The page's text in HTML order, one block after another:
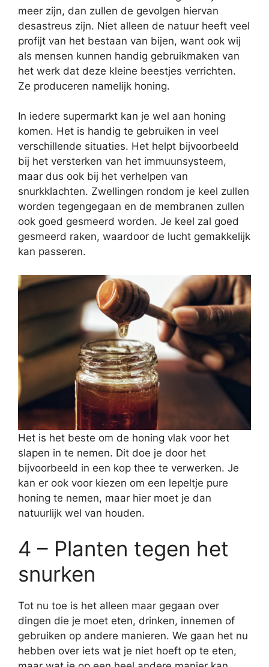
meer zijn, dan zullen de gevolgen hiervan
desastreus zijn. Niet alleen de natuur heeft veel
profijt van het bestaan van bijen, want ook wij
als mensen kunnen handig gebruikmaken van
het werk dat deze kleine beestjes verrichten.
Ze produceren namelijk honing.
In iedere supermarkt kan je wel aan honing
komen. Het is handig te gebruiken in veel
verschillende situaties. Het helpt bijvoorbeeld
bij het versterken van het immuunsysteem,
maar dus ook bij het verhelpen van
snurkklachten. Zwellingen rondom je keel zullen
worden tegengegaan en de membranen zullen
ook goed gesmeerd worden. Je keel zal goed
gesmeerd raken, waardoor de lucht gemakkelijk
kan passeren.
Het is het beste om de honing vlak voor het
slapen in te nemen. Dit doe je door het
bijvoorbeeld in een kop thee te verwerken. Je
kan er ook voor kiezen om een lepeltje pure
honing te nemen, maar hier moet je dan
natuurlijk wel van houden.
4 – Planten tegen het
snurken
Tot nu toe is het alleen maar gegaan over
dingen die je moet eten, drinken, innemen of
gebruiken op andere manieren. We gaan het nu
hebben over iets wat je niet hoeft op te eten,